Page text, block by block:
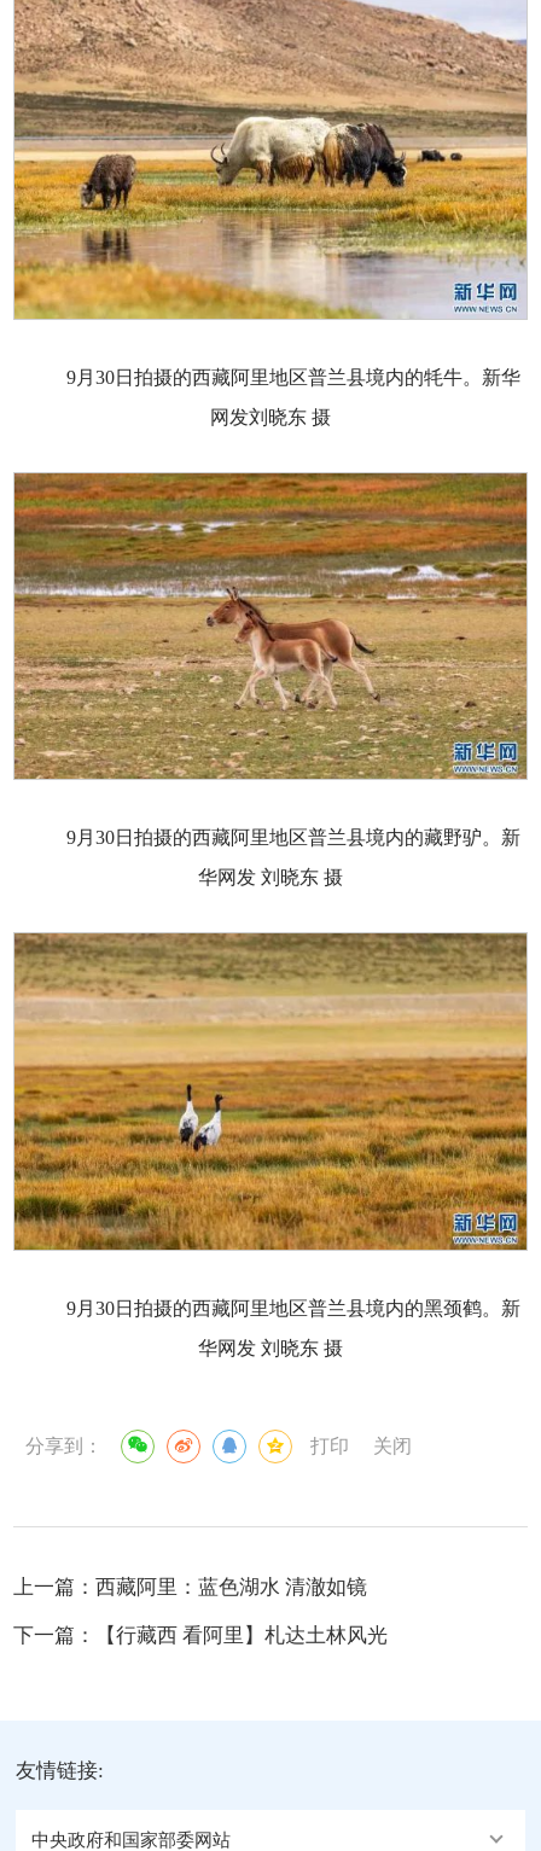
9月30日拍摄的西藏阿里地区普兰县境内的牦牛。新华
网发刘晓东 摄
9月30日拍摄的西藏阿里地区普兰县境内的藏野驴。新
华网发 刘晓东 摄
9月30日拍摄的西藏阿里地区普兰县境内的黑颈鹤。新
华网发 刘晓东 摄
分享到： 打印 关闭
上一篇：西藏阿里：蓝色湖水 清澈如镜
下一篇： 【行藏西 看阿里】札达土林风光
友情链接:
中央政府和国家部委网站